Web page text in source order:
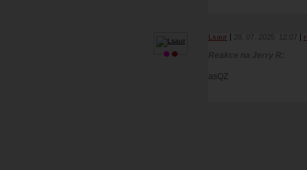
Lsaur 28. 07. 2025 12:07
asQZ